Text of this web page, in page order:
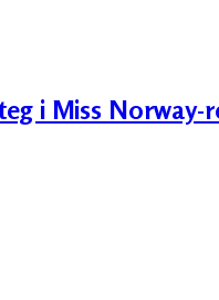
i Miss Norway-